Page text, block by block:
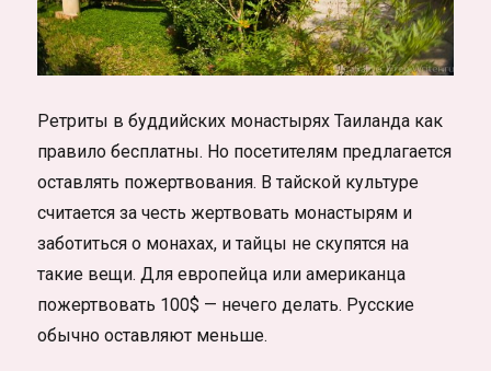
Ретриты в буддийских монастырях Таиланда как
правило бесплатны. Но посетителям предлагается
оставлять пожертвования. В тайской культуре
считается за честь жертвовать монастырям и
заботиться о монахах, и тайцы не скупятся на
такие вещи. Для европейца или американца
пожертвовать 100$ — нечего делать. Русские
обычно оставляют меньше.